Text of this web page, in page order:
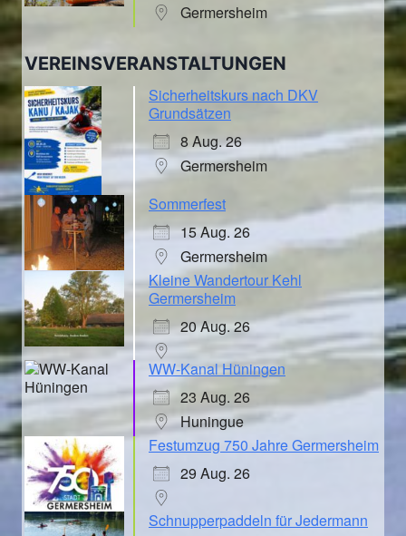
Germersheim
VEREINSVERANSTALTUNGEN
Sicherheitskurs nach DKV
Grundsätzen
8 Aug. 26
Germersheim
Sommerfest
15 Aug. 26
Germersheim
Kleine Wandertour Kehl
Germersheim
20 Aug. 26
WW-Kanal Hüningen
23 Aug. 26
Huningue
Festumzug 750 Jahre Germersheim
29 Aug. 26
Schnupperpaddeln für Jedermann